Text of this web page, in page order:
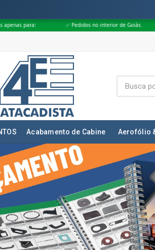
Pedidos no interior de Goiás ✅ Pedidos aprovados
Acabamento de Cabine Aerofólio